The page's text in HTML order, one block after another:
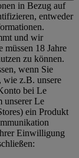
in Bezug auf
entweder
und wir
müssen 18 Jahre
zu können.
wenn Sie
wie z.B. unsere
bei Le
unserer Le
ein Produkt
Einwilligung